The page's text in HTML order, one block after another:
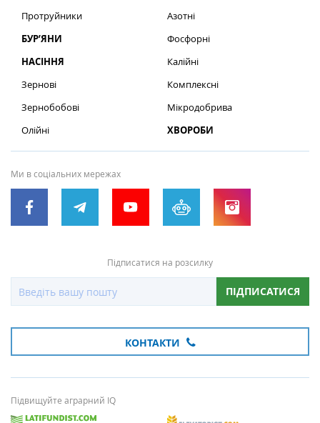
Протруйники
БУР’ЯНИ
НАСІННЯ
Зернові
Зернобобові
Олійні
Азотні
Фосфорні
Калійні
Комплексні
Мікродобрива
ХВОРОБИ
Ми в соціальних мережах
Підписатися на розсилку
ПІДПИСАТИСЯ
КОНТАКТИ
Підвищуйте аграрний IQ